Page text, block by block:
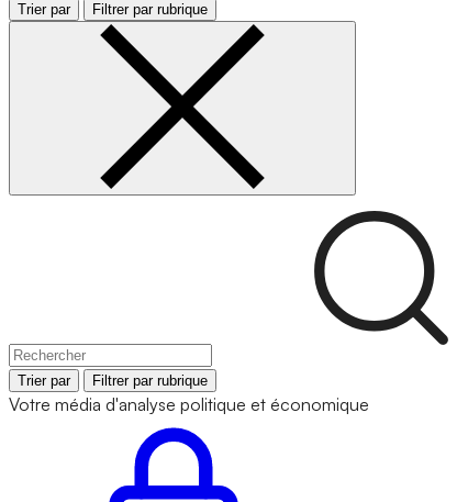
Trier par Filtrer par rubrique
Trier par Filtrer par rubrique
Votre média d'analyse politique et économique